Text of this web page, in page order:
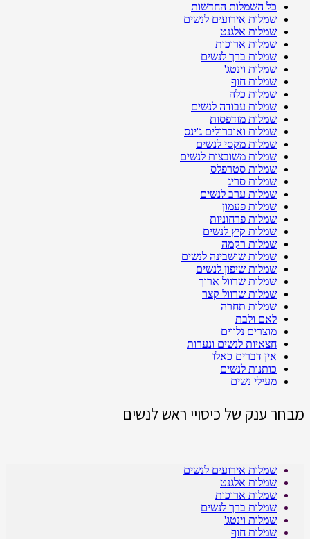
כל השמלות החדשות
שמלות אירועים לנשים
שמלות אלגנט
שמלות ארוכות
שמלות ברך לנשים
שמלות וינטג'
שמלות חוף
שמלות כלה
שמלות עבודה לנשים
שמלות מודפסות
שמלות ואוברולים ג'ינס
שמלות מקסי לנשים
שמלות משובצות לנשים
שמלות סטרפלס
שמלות סריג
שמלות ערב לנשים
שמלות פעמון
שמלות פרחוניות
שמלות קיץ לנשים
שמלות רקמה
שמלות שושבינה לנשים
שמלות שיפון לנשים
שמלות שרוול ארוך
שמלות שרוול קצר
שמלות תחרה
לאם ולבת
מוצרים נלווים
חצאיות לנשים ונערות
אין דברים כאלו
כותנות לנשים
מעילי נשים
מבחר ענק של כיסויי ראש לנשים
שמלות אירועים לנשים
שמלות אלגנט
שמלות ארוכות
שמלות ברך לנשים
שמלות וינטג'
שמלות חוף